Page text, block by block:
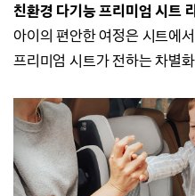
친환경 다기능 프리미엄 시트
아이의 편안한 여정은 시트에
프리미엄 시트가 전하는 차별